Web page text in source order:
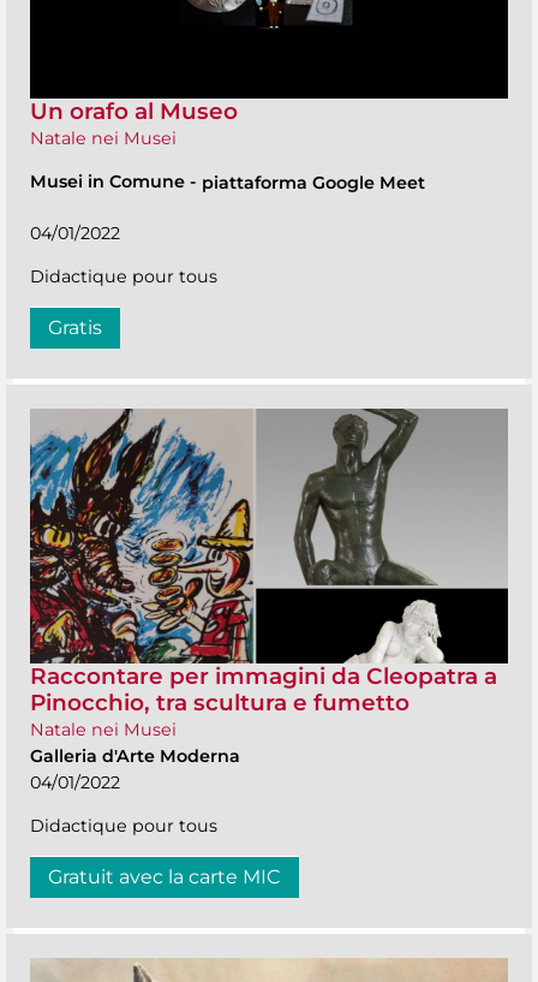
Un orafo al Museo
Natale nei Musei
Musei in Comune - piattaforma Google Meet
04/01/2022
Didactique pour tous
Gratis
Raccontare per immagini da Cleopatra a
Pinocchio, tra scultura e fumetto
Natale nei Musei
Galleria d'Arte Moderna
04/01/2022
Didactique pour tous
Gratuit avec la carte MIC